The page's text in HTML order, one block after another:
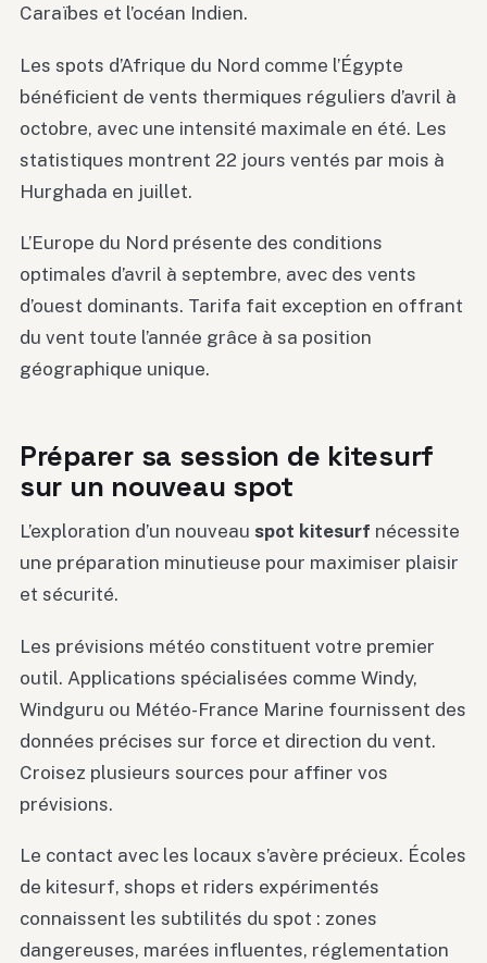
Caraïbes et l’océan Indien.
Les spots d’Afrique du Nord comme l’Égypte
bénéficient de vents thermiques réguliers d’avril à
octobre, avec une intensité maximale en été. Les
statistiques montrent 22 jours ventés par mois à
Hurghada en juillet.
L’Europe du Nord présente des conditions
optimales d’avril à septembre, avec des vents
d’ouest dominants. Tarifa fait exception en offrant
du vent toute l’année grâce à sa position
géographique unique.
Préparer sa session de kitesurf
sur un nouveau spot
L’exploration d’un nouveau spot kitesurf nécessite
une préparation minutieuse pour maximiser plaisir
et sécurité.
Les prévisions météo constituent votre premier
outil. Applications spécialisées comme Windy,
Windguru ou Météo-France Marine fournissent des
données précises sur force et direction du vent.
Croisez plusieurs sources pour affiner vos
prévisions.
Le contact avec les locaux s’avère précieux. Écoles
de kitesurf, shops et riders expérimentés
connaissent les subtilités du spot : zones
dangereuses, marées influentes, réglementation